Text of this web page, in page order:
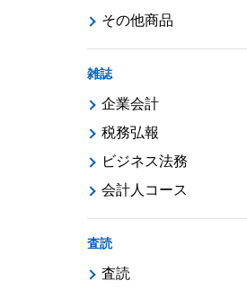
その他商品
雑誌
企業会計
税務弘報
ビジネス法務
会計人コース
査読
査読